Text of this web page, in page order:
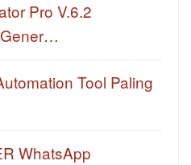
Pro V.6.2
Tool Paling
WhatsApp